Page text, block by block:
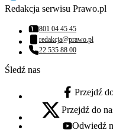
Redakcja serwisu Prawo.pl
Numer telefonu:
801 04 45 45
Adres email:
redakcja@prawo.pl
Numer telefonu:
22 535 88 00
Śledź nas
facebook -
Przejdź
x - otwiera się w nowej
Przejdź do
youtube -
Odwiedź